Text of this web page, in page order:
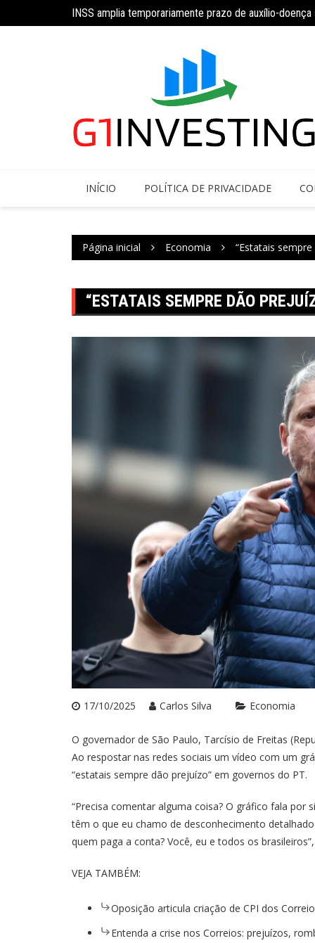
Concurso do IBGE tem 9 mil vagas e salários de até
INÍCIO POLÍTICA DE PRIVACIDADE
Página inicial Economia “Estatais
“ESTATAIS SEMPRE DÃO
17/10/2025 Carlos Silva Economia
O governador de São Paulo, Tarcísio de Freitas
Ao respostar nas redes sociais um vídeo com um
“estatais sempre dão prejuízo” em governos do PT.
“Precisa comentar alguma coisa? O gráfico fala por
têm o que eu chamo de desconhecimento
quem paga a conta? Você, eu e todos os
VEJA TAMBÉM:
Oposição articula criação de CPI dos
Entenda a crise nos Correios: prejuízos,